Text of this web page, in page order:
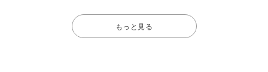
もっと見る